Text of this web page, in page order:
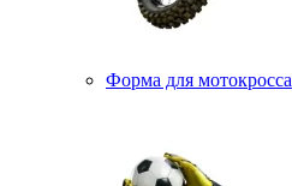
Форма для мотокросса